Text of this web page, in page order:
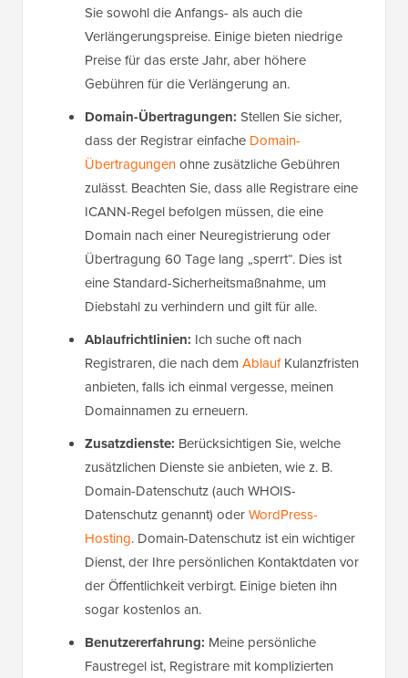
Sie sowohl die Anfangs- als auch die
Verlängerungspreise. Einige bieten niedrige
Preise für das erste Jahr, aber höhere
Gebühren für die Verlängerung an.
Domain-Übertragungen: Stellen Sie sicher,
dass der Registrar einfache Domain-
Übertragungenohne zusätzliche Gebühren
zulässt. Beachten Sie, dass alle Registrare eine
ICANN-Regel befolgen müssen, die eine
Domain nach einer Neuregistrierung oder
Übertragung 60 Tage lang „sperrt“. Dies ist
eine Standard-Sicherheitsmaßnahme, um
Diebstahl zu verhindern und gilt für alle.
Ablaufrichtlinien: Ich suche oft nach
Registraren, die nach dem AblaufKulanzfristen
anbieten, falls ich einmal vergesse, meinen
Domainnamen zu erneuern.
Zusatzdienste: Berücksichtigen Sie, welche
zusätzlichen Dienste sie anbieten, wie z. B.
Domain-Datenschutz (auch WHOIS-
Datenschutz genannt) oderWordPress-
Hosting. Domain-Datenschutz ist ein wichtiger
Dienst, der Ihre persönlichen Kontaktdaten vor
der Öffentlichkeit verbirgt. Einige bieten ihn
sogar kostenlos an.
Benutzererfahrung: Meine persönliche
Faustregel ist, Registrare mit komplizierten